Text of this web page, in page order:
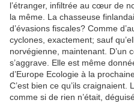
l’étranger, infiltrée au cœur de
la même. La chasseuse
d’évasions fiscales? Comme
cyclones, exactement; sauf
norvégienne, maintenant. D’un
s’aggrave. Elle est même
d’Europe Ecologie à la
C’est bien ce qu’ils
comme si de rien n’était,